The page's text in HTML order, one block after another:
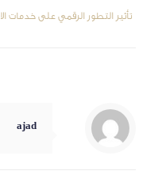
تأثير التطور الرقمي على خدمات
ajad